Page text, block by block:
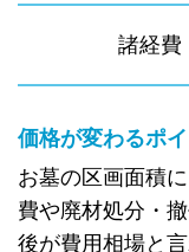
諸経費
価格が変わるポ
お墓の区画面積
費や廃材処分・
後が費用相場と